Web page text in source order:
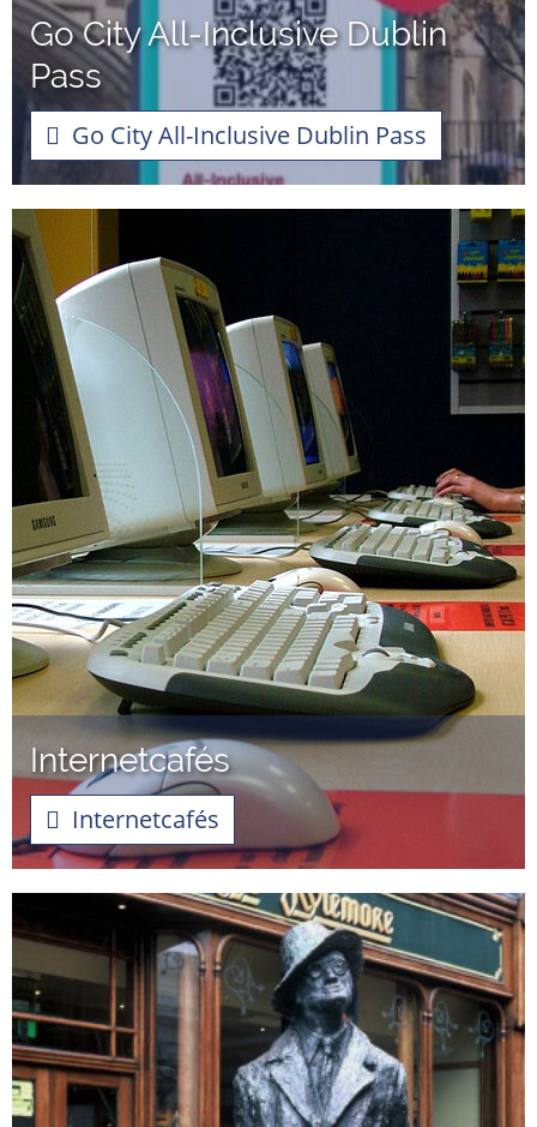
Go City All-Inclusive Dublin
Pass
Go City All-Inclusive Dublin Pass
Internetcafés
Internetcafés